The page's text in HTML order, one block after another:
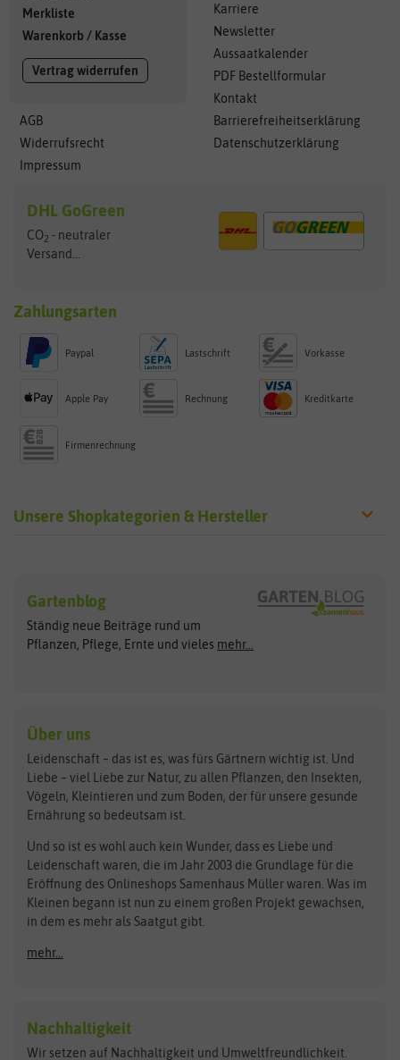
Merkliste
Warenkorb / Kasse
Vertrag widerrufen
AGB
Widerrufsrecht
Impressum
Karriere
Newsletter
Aussaatkalender
PDF Bestellformular
Kontakt
Barrierefreiheitserklärung
Datenschutzerklärung
DHL GoGreen
CO2 - neutraler
Versand...
Zahlungsarten
Paypal Lastschrift Vorkasse
Apple Pay Rechnung Kreditkarte
Firmenrechnung
Unsere Shopkategorien & Hersteller
Exotische Samen
Gemüsesamen
Gründünger
Kräutersamen
Obstsamen
Pilzbrut
Rasensamen
Steckzwiebeln
Zimmer & Kübelpflanzen
Kataloge
Schnäppchen
Anzucht & Gartenzubehör
Anzuchtschalen
Heizmatte & Heizkabel
Kokos-Quelltabletten
Arche Noah
ASB Greenworld
Benary
Bingenheimer Saatgut
Bionana
BIOWOL
Blumicorn
Bûten Birds
Carl Pabst
Clever Pots
COMPO
Dürr-Samen
Feldsaaten Freudenberger
Fertil
Flora Elite
Florissa Hortitops
Gartenblog
Ständig neue Beiträge rund um
Pflanzen, Pflege, Ernte und vieles mehr...
Über uns
Leidenschaft – das ist es, was fürs Gärtnern wichtig ist. Und
Liebe – viel Liebe zur Natur, zu allen Pflanzen, den Insekten,
Vögeln, Kleintieren und zum Boden, der für unsere gesunde
Ernährung so bedeutsam ist.
Und so ist es wohl auch kein Wunder, dass es Liebe und
Leidenschaft waren, die im Jahr 2003 die Grundlage für die
Eröffnung des Onlineshops Samenhaus Müller waren. Was im
Kleinen begann ist nun zu einem großen Projekt gewachsen,
in dem es mehr als Saatgut gibt.
mehr...
Nachhaltigkeit
Wir setzen auf Nachhaltigkeit und Umweltfreundlichkeit.